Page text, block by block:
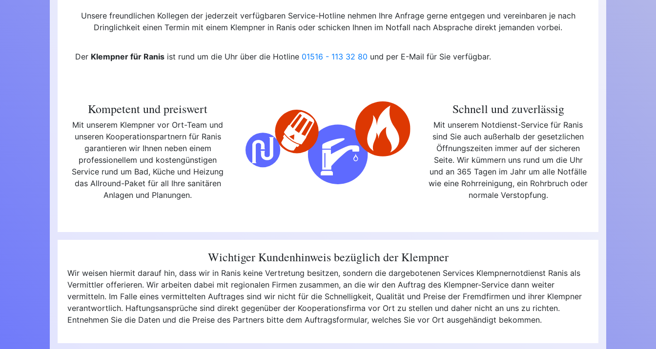
Unsere freundlichen Kollegen der jederzeit verfügbaren Service-Hotline nehmen Ihre Anfrage gerne entgegen und vereinbaren je nach
Dringlichkeit einen Termin mit einem Klempner in Ranis oder schicken Ihnen im Notfall nach Absprache direkt jemanden vorbei.
Der Klempner für Ranis ist rund um die Uhr über die Hotline 01516 - 113 32 80 und per E-Mail für Sie verfügbar.
Kompetent und preiswert
Mit unserem Klempner vor Ort-Team und
unseren Kooperationspartnern für Ranis
garantieren wir Ihnen neben einem
professionellem und kostengünstigen
Service rund um Bad, Küche und Heizung
das Allround-Paket für all Ihre sanitären
Anlagen und Planungen.
Schnell und zuverlässig
Mit unserem Notdienst-Service für Ranis
sind Sie auch außerhalb der gesetzlichen
Öffnungszeiten immer auf der sicheren
Seite. Wir kümmern uns rund um die Uhr
und an 365 Tagen im Jahr um alle Notfälle
wie eine Rohrreinigung, ein Rohrbruch oder
normale Verstopfung.
Wichtiger Kundenhinweis bezüglich der Klempner
Wir weisen hiermit darauf hin, dass wir in Ranis keine Vertretung besitzen, sondern die dargebotenen Services Klempnernotdienst Ranis als
Vermittler offerieren. Wir arbeiten dabei mit regionalen Firmen zusammen, an die wir den Auftrag des Klempner-Service dann weiter
vermitteln. Im Falle eines vermittelten Auftrages sind wir nicht für die Schnelligkeit, Qualität und Preise der Fremdfirmen und ihrer Klempner
verantwortlich. Haftungsansprüche sind direkt gegenüber der Kooperationsfirma vor Ort zu stellen und daher nicht an uns zu richten.
Entnehmen Sie die Daten und die Preise des Partners bitte dem Auftragsformular, welches Sie vor Ort ausgehändigt bekommen.